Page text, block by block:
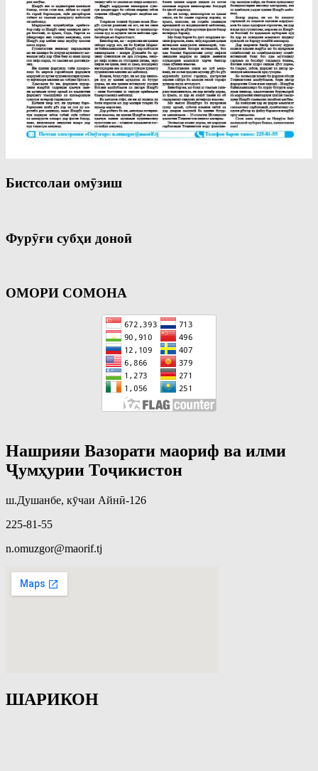
Бистсолаи омӯзиш
Фурӯғи субҳи доноӣ
ОМОРИ СОМОНА
Нашрияи Вазорати маориф ва илми
Ҷумҳурии Тоҷикистон
ш.Душанбе, кӯчаи Айнӣ-126
225-81-55
n.omuzgor@maorif.tj
ШАРИКОН